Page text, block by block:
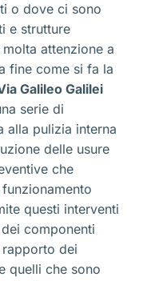
o dove ci sono
e strutture
attenzione a
fine come si fa la
Galileo Galilei
serie di
alla pulizia interna
delle usure
che
questi interventi
componenti
dei
quelli che sono